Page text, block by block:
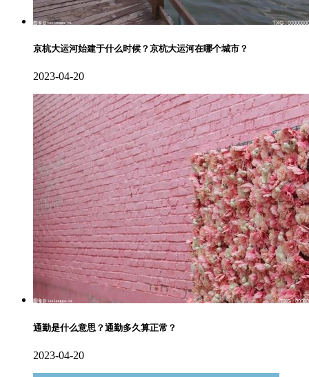
京杭大运河始建于什么时候？京杭大运河在哪个城市？
2023-04-20
通勤是什么意思？通勤多久算正常？
2023-04-20